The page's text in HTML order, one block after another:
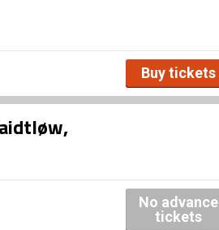
Buy tickets
No advance
tickets